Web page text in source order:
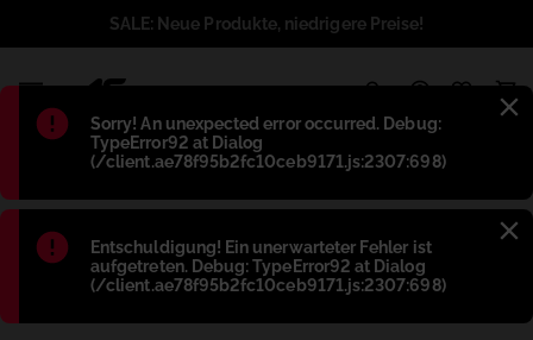
Błąd:
Sorry! An unexpected error occurred. Debug:
TypeError92 at Dialog
(/client.ae78f95b2fc10ceb9171.js:2307:698)
Błąd:
Entschuldigung! Ein unerwarteter Fehler ist
aufgetreten. Debug: TypeError92 at Dialog
(/client.ae78f95b2fc10ceb9171.js:2307:698)
SALE: Neue Produkte, niedrigere Preise!